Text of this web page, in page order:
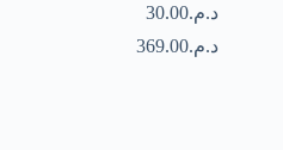
د.م.30.00
د.م.369.00